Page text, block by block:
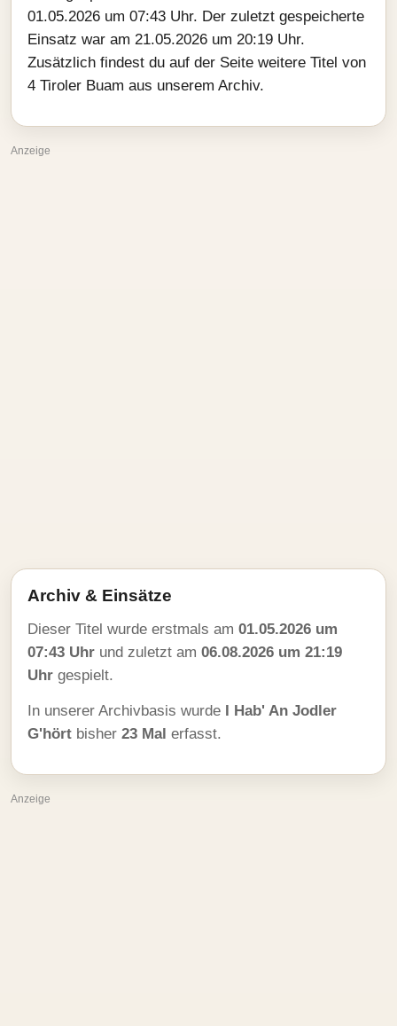
01.05.2026 um 07:43 Uhr. Der zuletzt gespeicherte
Einsatz war am 21.05.2026 um 20:19 Uhr.
Zusätzlich findest du auf der Seite weitere Titel von
4 Tiroler Buam aus unserem Archiv.
Anzeige
Archiv & Einsätze
Dieser Titel wurde erstmals am 01.05.2026 um
07:43 Uhr und zuletzt am 06.08.2026 um 21:19
Uhr gespielt.
In unserer Archivbasis wurde I Hab' An Jodler
G'hört bisher 23 Mal erfasst.
Anzeige